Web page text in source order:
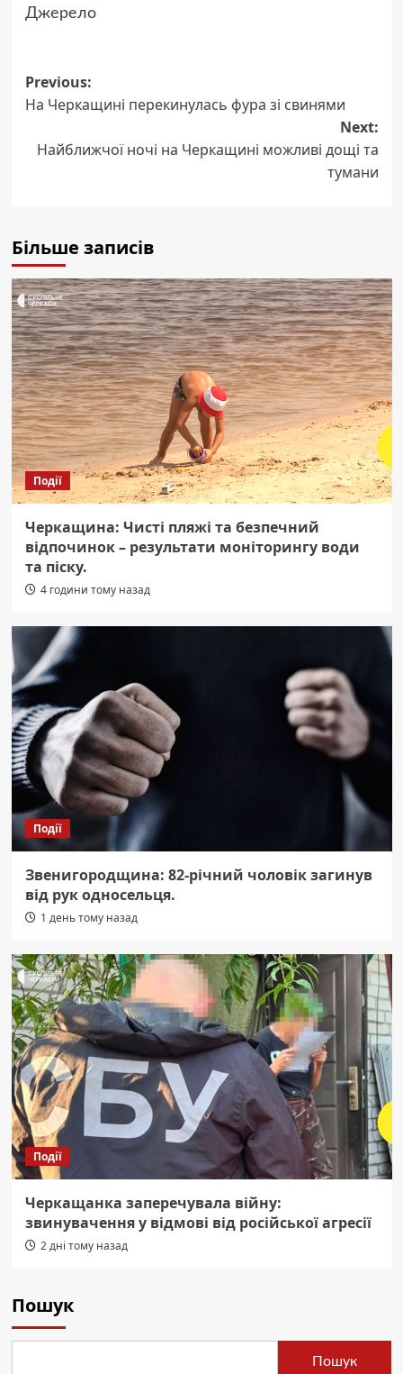
Джерело
Post
navigation
Previous:
На Черкащині перекинулась фура зі свинями
Next:
Найближчої ночі на Черкащині можливі дощі та
тумани
Більше записів
Події
Черкащина: Чисті пляжі та безпечний
відпочинок – результати моніторингу води
та піску.
4 години тому назад
Події
Звенигородщина: 82-річний чоловік загинув
від рук односельця.
1 день тому назад
Події
Черкащанка заперечувала війну:
звинувачення у відмові від російської агресії
2 дні тому назад
Пошук
Пошук